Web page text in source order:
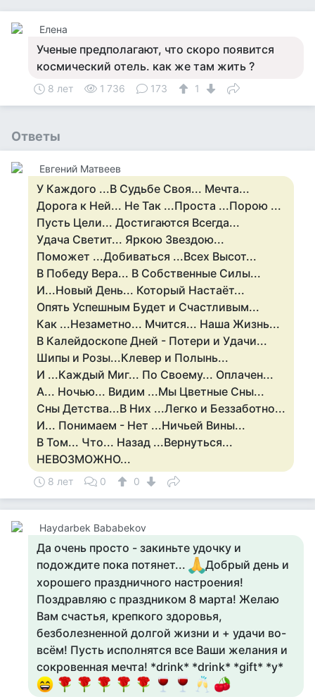
Елена
Ученые предполагают, что скоро появится
космический отель. как же там жить ?
8 лет 1 736 173 1
Ответы
Евгений Матвеев
У Каждого ...В Судьбе Своя... Мечта...
Дорога к Ней... Не Так ...Проста ...Порою ...
Пусть Цели... Достигаются Всегда...
Удача Светит... Яркою Звездою...
Поможет ...Добиваться ...Всех Высот...
В Победу Вера... В Собственные Силы...
И...Новый День... Который Настаёт...
Опять Успешным Будет и Счастливым...
Как ...Незаметно... Мчится... Наша Жизнь...
В Калейдоскопе Дней - Потери и Удачи...
Шипы и Розы...Клевер и Полынь...
И ...Каждый Миг... По Своему... Оплачен...
А... Ночью... Видим ...Мы Цветные Сны...
Сны Детства...В Них ...Легко и Беззаботно...
И... Понимаем - Нет ...Ничьей Вины...
В Том... Что... Назад ...Вернуться...
НЕВОЗМОЖНО...
8 лет 0 0
Haydarbek Bababekov
Да очень просто - закиньте удочку и
подождите пока потянет...
Добрый день и
хорошего праздничного настроения!
Поздравляю с праздником 8 марта! Желаю
Вам счастья, крепкого здоровья,
безболезненной долгой жизни и + удачи во-
всём! Пусть исполнятся все Ваши желания и
сокровенная мечта! *drink* *drink* *gift* *y*